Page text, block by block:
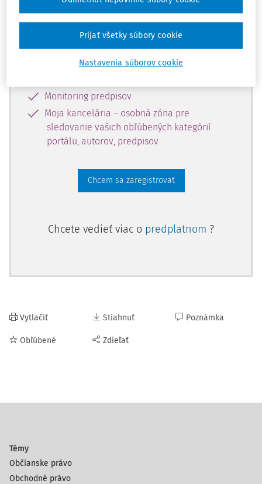
zdarma, stačí sa len zaregistrovať.
Vďaka registrácii získate prístup aj k
vybranému obsahu:
Monitoring predpisov
Moja kancelária – osobná zóna pre
sledovanie vašich obľúbených kategórií
portálu, autorov, predpisov
Chcem sa zaregistrovať
Chcete vedieť viac o predplatnom ?
Vytlačiť
Obľúbené
Stiahnuť
Zdieľať
Poznámka
Témy
Občianske právo
Obchodné právo
Nastavenia súborov cookie
Prijať všetky súbory cookie